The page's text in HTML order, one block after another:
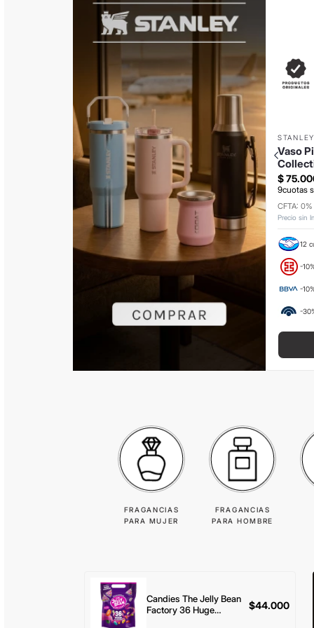
STANLEY
Vaso
$75.
9cuotas
CFTA: 0%
Precio sin
12
-
-
-
FRAGANCIAS
PARA MUJER
FRAGANCIAS
PARA HOMBRE
Candies The Jelly Bean
Factory 36 Huge
$44.000